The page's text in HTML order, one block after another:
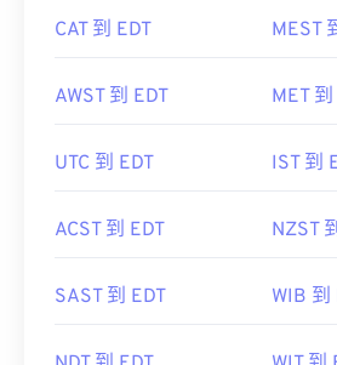
CAT 到 EDT MEST
AWST 到 EDT MET
UTC 到 EDT IST 到
ACST 到 EDT NZST
SAST 到 EDT WIB 到